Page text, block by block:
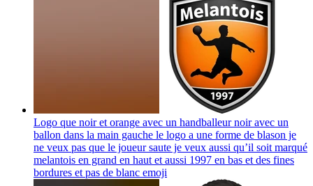
Logo que noir et orange avec un handballeur noir avec un
ballon dans la main gauche le logo a une forme de blason je
ne veux pas que le joueur saute je veux aussi qu’il soit marqué
melantois en grand en haut et aussi 1997 en bas et des fines
bordures et pas de blanc emoji